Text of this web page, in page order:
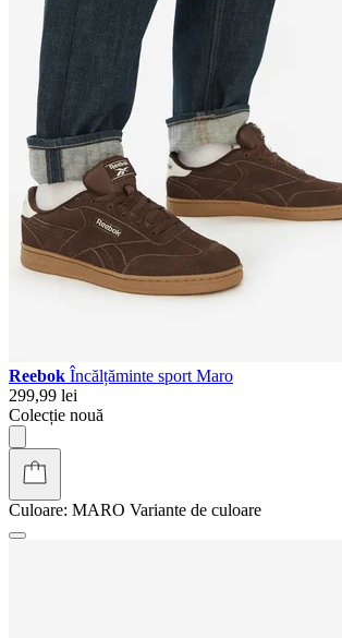
Reebok Încălțăminte sport Maro
299,99 lei
Colecție nouă
Culoare: MARO Variante de culoare